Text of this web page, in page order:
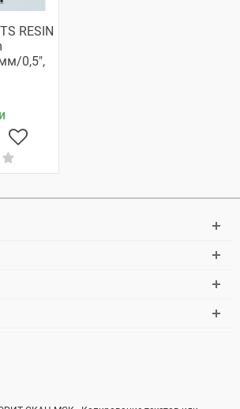
RESIN
0,5",